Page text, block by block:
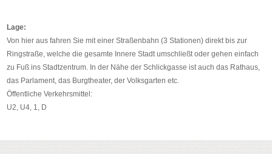
Lage:
Von hier aus fahren Sie mit einer Straßenbahn (3 Stationen) direkt bis zur
Ringstraße, welche die gesamte Innere Stadt umschließt oder gehen einfach
zu Fuß ins Stadtzentrum. In der Nähe der Schlickgasse ist auch das Rathaus,
das Parlament, das Burgtheater, der Volksgarten etc.
Öffentliche Verkehrsmittel:
U2, U4, 1, D